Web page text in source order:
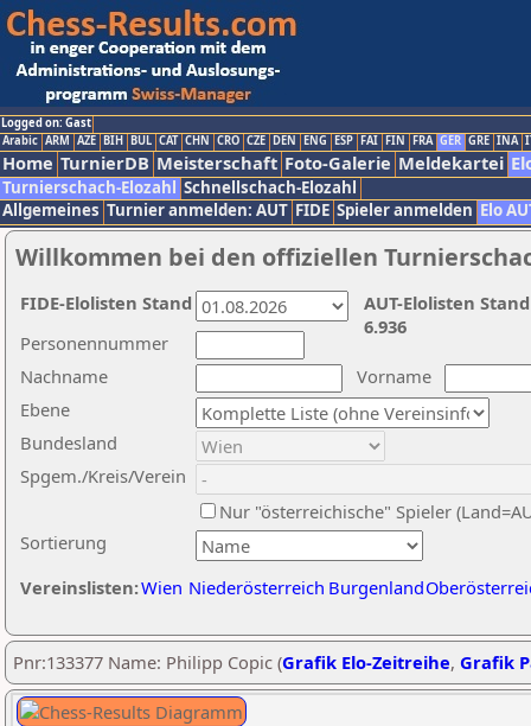
Logged on: Gast
Arabic ARM AZE BIH BUL CAT CHN CRO CZE DEN ENG ESP FAI FIN FRA GER GRE INA
Home TurnierDB Meisterschaft Foto-Galerie Meldekartei
Turnierschach-Elozahl Schnellschach-Elozahl
Allgemeines Turnier anmelden: AUT FIDE Spieler anmelden Elo
Willkommen bei den offiziellen
Nachname
Vorname
Ebene
Sortierung
Personennummer
Bundesland
Spgem./Kreis/Verein
Nur "österreichische" Spieler
Vereinslisten:Wien Niederösterreich Burgenland
AUT-Elolisten
6.936
FIDE-Elolisten Stand
Pnr:133377 Name: Philipp Copic (Grafik Elo-Zeitreihe, Grafik